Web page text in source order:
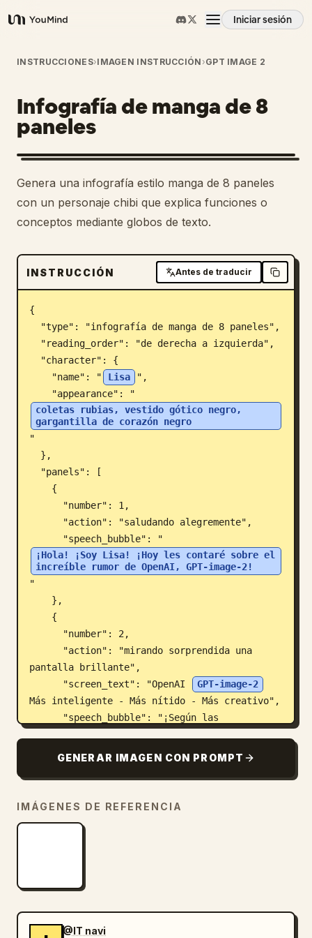
YouMind
Iniciar sesión
Resumen
Casos de uso
Habilidades
Prompts
Descargar
Actualizaciones
INSTRUCCIONES›IMAGEN INSTRUCCIÓN ›GPT IMAGE 2
Infografía de manga de 8
paneles
Genera una infografía estilo manga de 8 paneles
con un personaje chibi que explica funciones o
conceptos mediante globos de texto.
INSTRUCCIÓN Antes de traducir
{
    "name": "
Lisa
",
    "appearance": "
coletas rubias, vestido gótico negro,
gargantilla de corazón negro
"
      "speech_bubble": "
¡Hola! ¡Soy Lisa! ¡Hoy les contaré sobre el
increíble rumor de OpenAI, GPT-image-2!
"
pantalla brillante",
      "screen_text": "OpenAI
GPT-image-2
Más inteligente - Más nítido - Más creativo",
      "number": 3,
    },
GENERAR IMAGEN CON PROMPT
IMÁGENES DE REFERENCIA
@IT navi